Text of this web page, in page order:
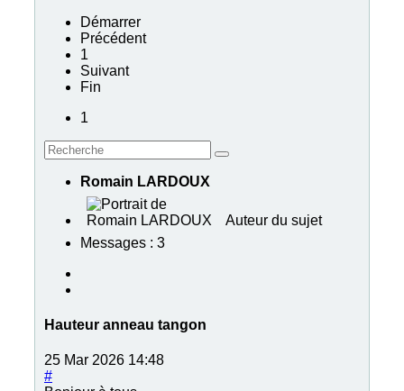
Démarrer
Précédent
1
Suivant
Fin
1
Romain LARDOUX
Auteur du sujet
Messages : 3
Hauteur anneau tangon
25 Mar 2026 14:48
#